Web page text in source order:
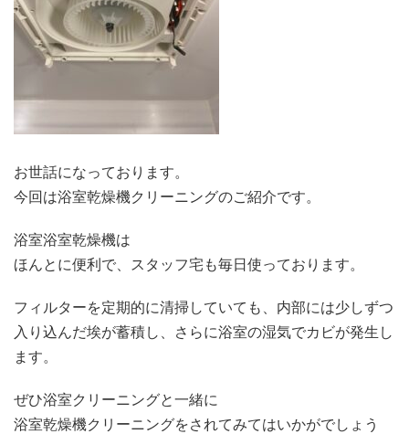
お世話になっております。
今回は浴室乾燥機クリーニングのご紹介です。
浴室浴室乾燥機は
ほんとに便利で、スタッフ宅も毎日使っております。
フィルターを定期的に清掃していても、内部には少しずつ
入り込んだ埃が蓄積し、さらに浴室の湿気でカビが発生し
ます。
ぜひ浴室クリーニングと一緒に
浴室乾燥機クリーニングをされてみてはいかがでしょう